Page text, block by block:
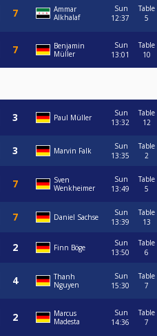
Ammar
Alkhalaf
Sun
12:37
Table
5
Benjamin
Müller
Sun
13:01
Table
10
Paul Müller
Sun
13:32
Table
12
Marvin Falk
Sun
13:35
Table
2
Sven
Wenkheimer
Sun
13:49
Table
5
Daniel Sachse
Sun
13:39
Table
13
Finn Böge
Sun
13:50
Table
6
Thanh
Nguyen
Sun
15:30
Table
7
Marcus
Madesta
Sun
14:36
Table
7